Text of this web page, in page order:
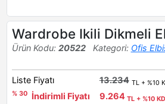
Wardrobe Ikili Dikmeli
Ürün Kodu: 20522 Kategori: Ofis
Liste Fiyatı 13.234 TL + %10
% 30
İndirimli Fiyatı 9.264 TL + %10